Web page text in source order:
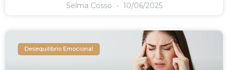
Selma Cosso 10/06/2025
Desequilíbrio Emocional